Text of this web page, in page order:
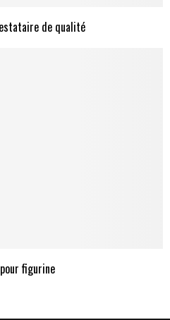
de qualité
figurine